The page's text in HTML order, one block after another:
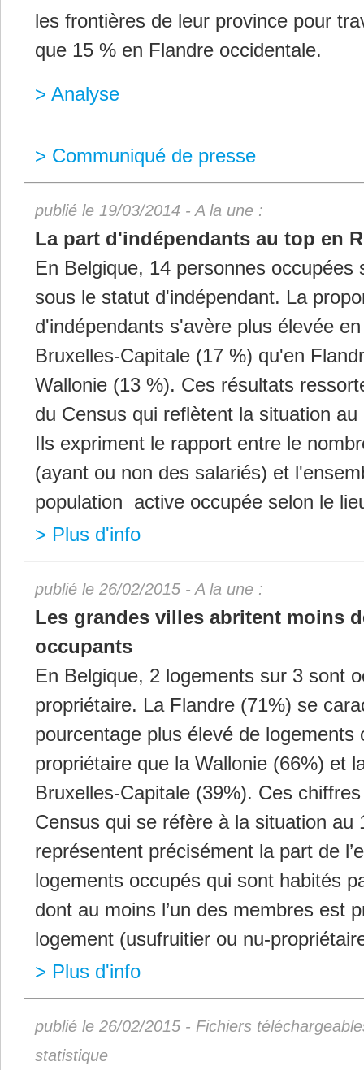
les frontières de leur province pour
que 15 % en Flandre occidentale.
> Analyse
> Communiqué de presse
publié le 19/03/2014 - A la une :
La part d'indépendants au top en
En Belgique, 14 personnes occupées
sous le statut d'indépendant. La
d'indépendants s'avère plus élevée
Bruxelles-Capitale (17 %) qu'en
Wallonie (13 %). Ces résultats
du Census qui reflètent la situation au
Ils expriment le rapport entre le
(ayant ou non des salariés) et
population active occupée selon le
> Plus d'info
publié le 26/02/2015 - A la une :
Les grandes villes abritent moins
occupants
En Belgique, 2 logements sur 3 sont
propriétaire. La Flandre (71%) se
pourcentage plus élevé de logements
propriétaire que la Wallonie (66%) et
Bruxelles-Capitale (39%). Ces
Census qui se réfère à la situation au
représentent précisément la part de
logements occupés qui sont habités
dont au moins l’un des membres est
logement (usufruitier ou nu-
> Plus d'info
publié le 26/02/2015 - Fichiers
statistique